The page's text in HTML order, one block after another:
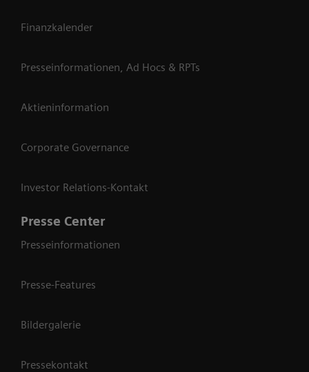
Finanzkalender
Presseinformationen, Ad Hocs & RPTs
Aktieninformation
Corporate Governance
Investor Relations-Kontakt
Presse Center
Presseinformationen
Presse-Features
Bildergalerie
Pressekontakt